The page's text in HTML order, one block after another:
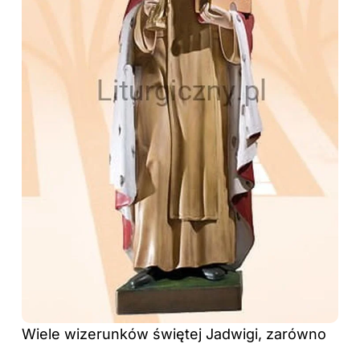
Wiele wizerunków świętej Jadwigi, zarówno